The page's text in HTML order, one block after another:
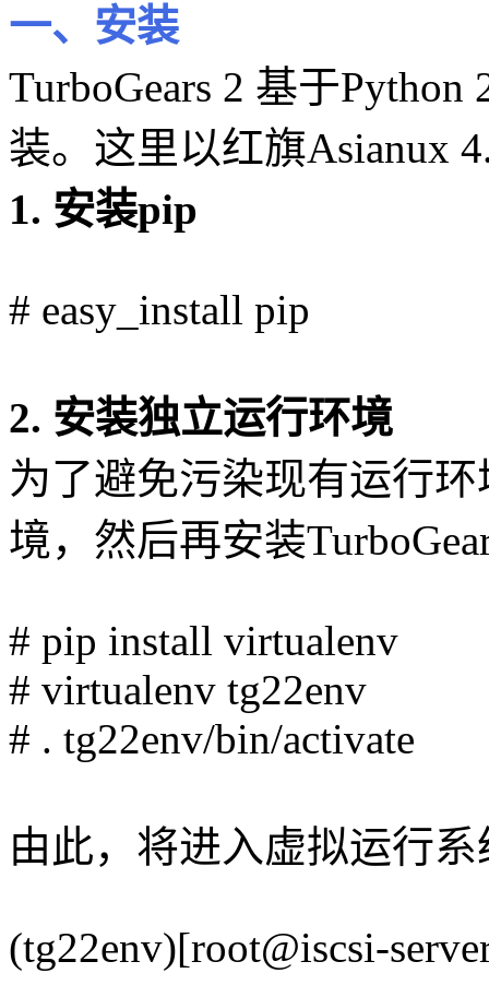
一、安装
TurboGears 2 基于
装。这里以红旗Asianux
1. 安装pip
# easy_install pip
2. 安装独立运行环境
为了避免污染现有运行
境，然后再安装
# pip install virtualenv
# virtualenv tg22env
# . tg22env/bin/activate
由此，将进入虚拟运行
(tg22env)[root@iscsi-